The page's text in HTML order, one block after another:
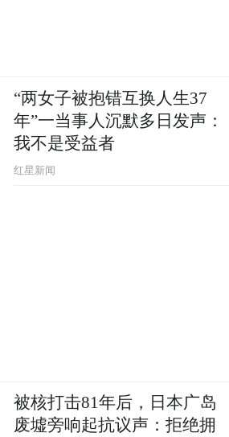
“两女子被抱错互换人生37
年”一当事人沉默多日发声：
我不是受益者
红星新闻
被核打击81年后，日本广岛
废墟旁响起抗议声：拒绝拥